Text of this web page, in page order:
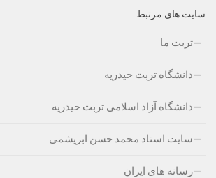
سایت های مرتبط
تربت ما
دانشگاه تربت حیدریه
دانشگاه آزاد اسلامی تربت حیدریه
سایت استاد محمد حسن ابریشمی
رسانه های ایران